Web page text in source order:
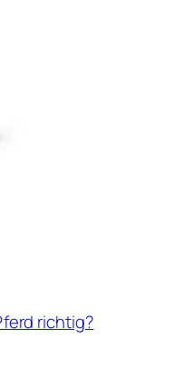
richtig?